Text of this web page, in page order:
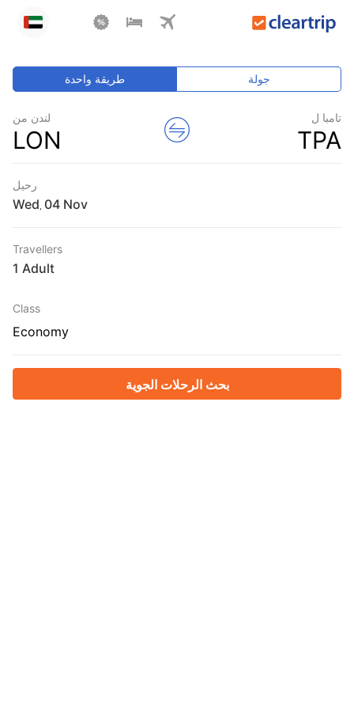
طريقة واحدة جولة
لندن من
LON
تامبا ل
TPA
رحيل
Wed
Travellers
1 Adult
Class
Economy